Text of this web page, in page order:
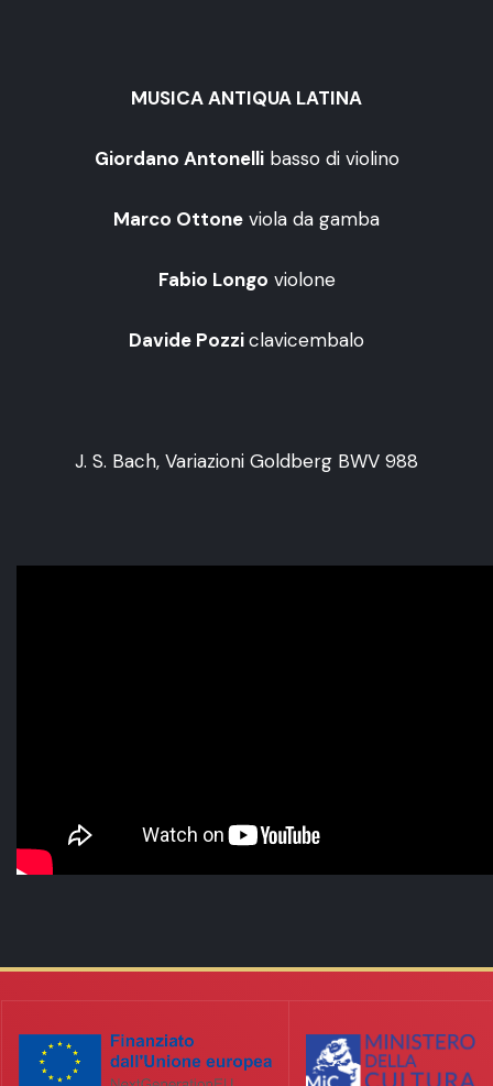
MUSICA ANTIQUA LATINA
Giordano Antonellibasso di violino
Marco Ottone viola da gamba
Fabio Longo violone
Davide Pozziclavicembalo
J. S. Bach, Variazioni Goldberg BWV 988